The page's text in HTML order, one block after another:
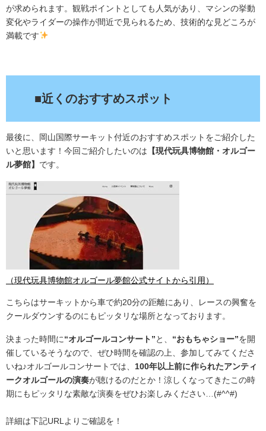
が求められます。観戦ポイントとしても人気があり、マシンの挙動
変化やライダーの操作が間近で見られるため、技術的な見どころが
満載です
■近くのおすすめスポット
最後に、岡山国際サーキット付近のおすすめスポットをご紹介した
いと思います！今回ご紹介したいのは 【現代玩具博物館・オルゴー
ル夢館】 です。
（現代玩具博物館オルゴール夢館公式サイトから引用）
こちらはサーキットから車で約20分の距離にあり、レースの興奮を
クールダウンするのにもピッタリな場所となっております。
決まった時間に“オルゴールコンサート”と、 “おもちゃショー”を開
催しているそうなので、ぜひ時間を確認の上、参加してみてくださ
いね♪オルゴールコンサートでは、 100年以上前に作られたアンティ
ークオルゴールの演奏が聴けるのだとか！涼しくなってきたこの時
期にもピッタリな素敵な演奏をぜひお楽しみください…(#^^#)
詳細は下記URLよりご確認を！